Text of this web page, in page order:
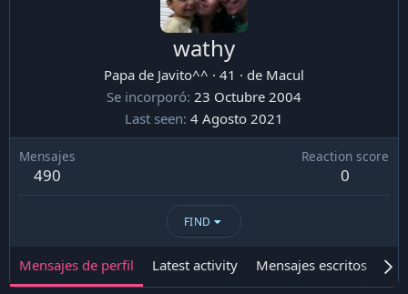
wathy
Papa de Javito^^ · 41 · de Macul
Se incorporó 23 Octubre 2004
Last seen 4 Agosto 2021
Mensajes
490
Reaction score
0
FIND
Mensajes de perfil Latest activity Mensajes escritos